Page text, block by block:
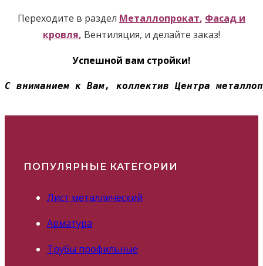
Переходите в раздел Металлопрокат, Фасад и
кровля, Вентиляция, и делайте заказ!
Успешной вам стройки!
С вниманием к Вам, коллектив Центра
ПОПУЛЯРНЫЕ КАТЕГОРИИ
Лист металлический
Арматура
Трубы профильные